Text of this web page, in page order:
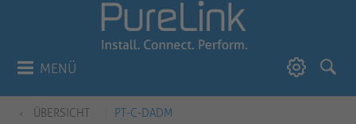
MENÜ
ÜBERSICHT PT-C-DADM